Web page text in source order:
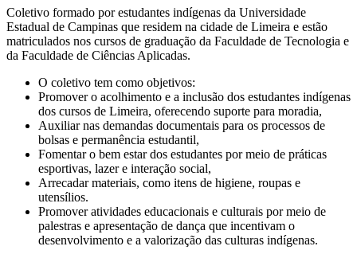
Coletivo formado por estudantes indígenas da Universidade
Estadual de Campinas que residem na cidade de Limeira e estão
matriculados nos cursos de graduação da Faculdade de Tecnologia e
da Faculdade de Ciências Aplicadas.
O coletivo tem como objetivos:
Promover o acolhimento e a inclusão dos estudantes indígenas
dos cursos de Limeira, oferecendo suporte para moradia,
Auxiliar nas demandas documentais para os processos de
bolsas e permanência estudantil,
Fomentar o bem estar dos estudantes por meio de práticas
esportivas, lazer e interação social,
Arrecadar materiais, como itens de higiene, roupas e
utensílios.
Promover atividades educacionais e culturais por meio de
palestras e apresentação de dança que incentivam o
desenvolvimento e a valorização das culturas indígenas.